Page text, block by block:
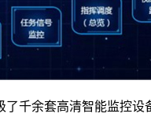
千余套高清智能监控